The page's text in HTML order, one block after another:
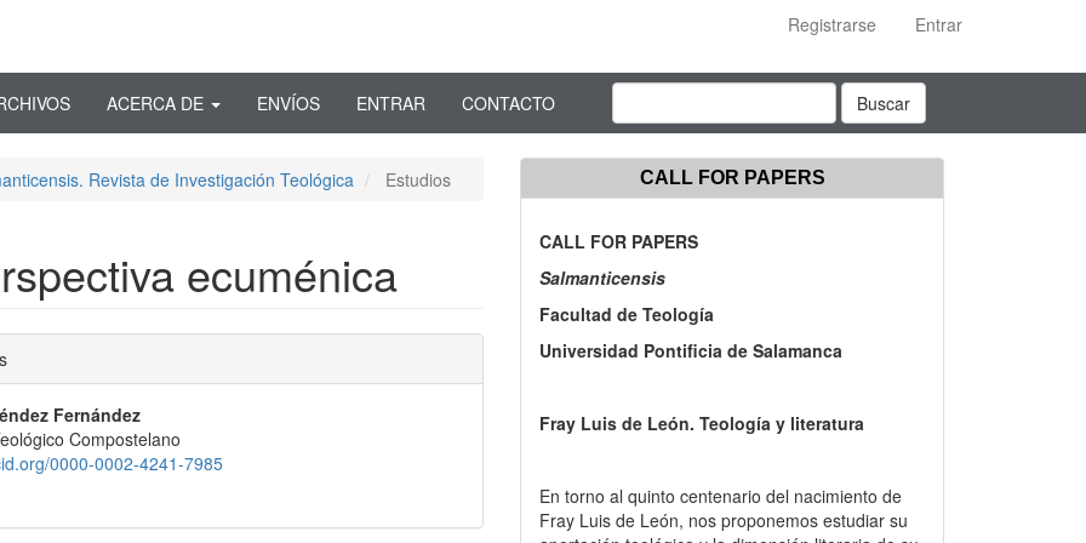
Registrarse
Entrar
ACERCA DE ENVÍOS ENTRAR CONTACTO Buscar
Revista de Investigación Teológica Estudios
ecuménica
Fernández
Compostelano
0000-0002-4241-7985
CALL FOR PAPERS
CALL FOR PAPERS
Salmanticensis
Facultad de Teología
Universidad Pontificia de Salamanca
Fray Luis de León. Teología y literatura
En torno al quinto centenario del nacimiento de
Fray Luis de León, nos proponemos estudiar su